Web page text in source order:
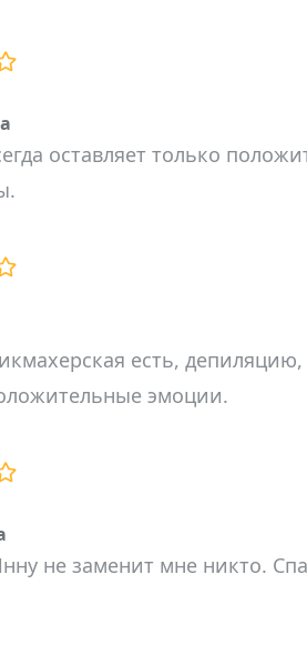
оставляет только
есть, депиляцию,
эмоции.
не заменит мне никто.